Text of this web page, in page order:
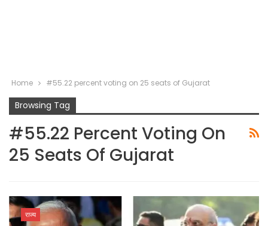
Home #55.22 percent voting on 25 seats of Gujarat
Browsing Tag
#55.22 Percent Voting On
25 Seats Of Gujarat
राज्य